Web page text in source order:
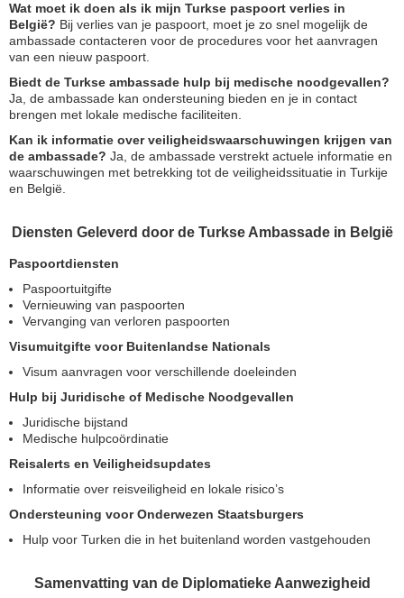
Wat moet ik doen als ik mijn Turkse paspoort verlies in
België? Bij verlies van je paspoort, moet je zo snel mogelijk de
ambassade contacteren voor de procedures voor het aanvragen
van een nieuw paspoort.
Biedt de Turkse ambassade hulp bij medische noodgevallen?
Ja, de ambassade kan ondersteuning bieden en je in contact
brengen met lokale medische faciliteiten.
Kan ik informatie over veiligheidswaarschuwingen krijgen van
de ambassade? Ja, de ambassade verstrekt actuele informatie en
waarschuwingen met betrekking tot de veiligheidssituatie in Turkije
en België.
Diensten Geleverd door de Turkse Ambassade in België
Paspoortdiensten
Paspoortuitgifte
Vernieuwing van paspoorten
Vervanging van verloren paspoorten
Visumuitgifte voor Buitenlandse Nationals
Visum aanvragen voor verschillende doeleinden
Hulp bij Juridische of Medische Noodgevallen
Juridische bijstand
Medische hulpcoördinatie
Reisalerts en Veiligheidsupdates
Informatie over reisveiligheid en lokale risico’s
Ondersteuning voor Onderwezen Staatsburgers
Hulp voor Turken die in het buitenland worden vastgehouden
Samenvatting van de Diplomatieke Aanwezigheid